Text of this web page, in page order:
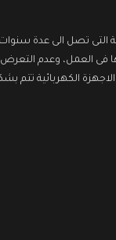
التى تصل الى عدة
فى العمل، وعدم
الكهربائية تتم